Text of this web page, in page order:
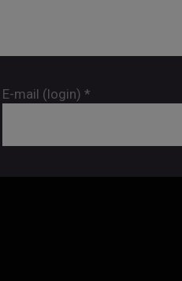
E-mail (login) *